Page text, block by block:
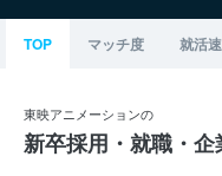
TOP マッチ度 就活
東映アニメーションの
新卒採用・就職・企